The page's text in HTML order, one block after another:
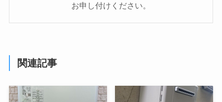
お申し付けください。
関連記事